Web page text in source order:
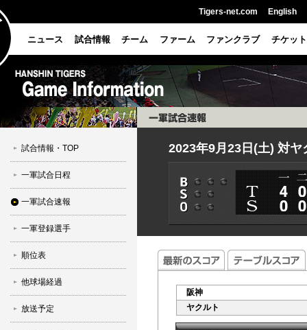
Tigers-net.com English
ニュース 試合情報 チーム ファーム ファンクラブ チケット
試合情報・TOP
一軍試合日程
一軍試合速報
一軍登録選手
順位表
他球場経過
放送予定
2023年9月23日(土) 対ヤ
阪神
ヤクルト